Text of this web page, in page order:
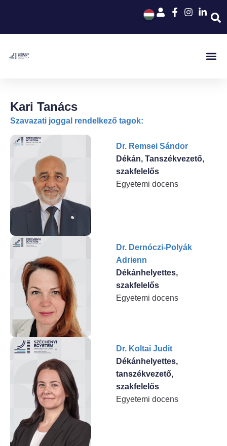
Kari Tanács
Szavazati joggal rendelkező tagok:
Dr. Remsei Sándor
Dékán, Tanszékvezető,
szakfelelős
Egyetemi docens
Dr. Dernóczi-Polyák
Adrienn
Dékánhelyettes,
szakfelelős
Egyetemi docens
Dr. Koltai Judit
Dékánhelyettes,
tanszékvezető,
szakfelelős
Egyetemi docens